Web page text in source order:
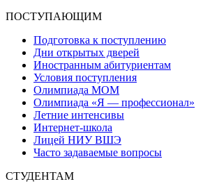
ПОСТУПАЮЩИМ
Подготовка к поступлению
Дни открытых дверей
Иностранным абитуриентам
Условия поступления
Олимпиада МОМ
Олимпиада «Я — профессионал»
Летние интенсивы
Интернет-школа
Лицей НИУ ВШЭ
Часто задаваемые вопросы
СТУДЕНТАМ